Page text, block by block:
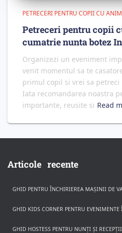
PETRECERI PENTRU COPII CU
Petreceri pentru copii
cumatrie nunta botez
Organizezi un eveniment
venit momentul sa te
primul copil si vrei sa petreci
Iata recomandarea noastra
importante, reusite si Read
Articole recente
GHID PENTRU ÎNCHIRIEREA MAȘINII DE
GHID KIDS CORNER PENTRU EVENIMENTE
GHID HOSTESS PENTRU NUNȚI ȘI